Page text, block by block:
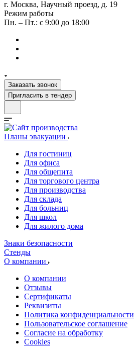
г. Москва, Научный проезд, д. 19
Режим работы
Пн. – Пт.: с 9:00 до 18:00
Заказать звонок
Пригласить в тендер
Планы эвакуации
Для гостиниц
Для офиса
Для общепита
Для торгового центра
Для производства
Для склада
Для больниц
Для школ
Для жилого дома
Знаки безопасности
Стенды
О компании
О компании
Отзывы
Сертификаты
Реквизиты
Политика конфиденциальности
Пользовательское соглашение
Согласие на обработку
Cookies